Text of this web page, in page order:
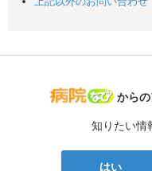
病院な
からの
知りたい情
はい